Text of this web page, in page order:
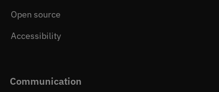
Open source
Accessibility
Communication